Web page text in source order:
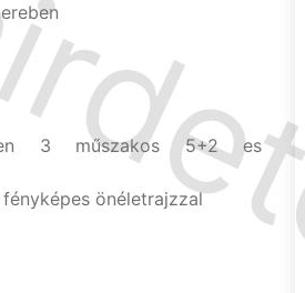
3 műszakos 5+2 es
önéletrajzzal